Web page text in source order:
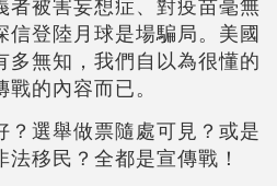
者被害妄想症、對疫苗毫無
信登陸月球是場騙局。美國
多無知，我們自以為很懂的
的內容而已。
？選舉做票隨處可見？或是
移民？全都是宣傳戰！